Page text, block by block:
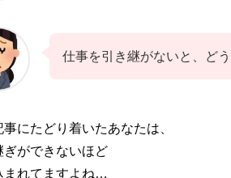
仕事を引き継がないと、ど
事にたどり着いたあなたは、
ぎができないほど
まれてますよね…